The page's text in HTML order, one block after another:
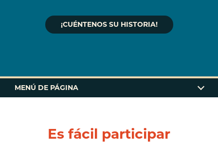
¡CUÉNTENOS SU HISTORIA!
MENÚ DE PÁGINA
INFORMACIÓN DE LA RIFA
Es fácil participar